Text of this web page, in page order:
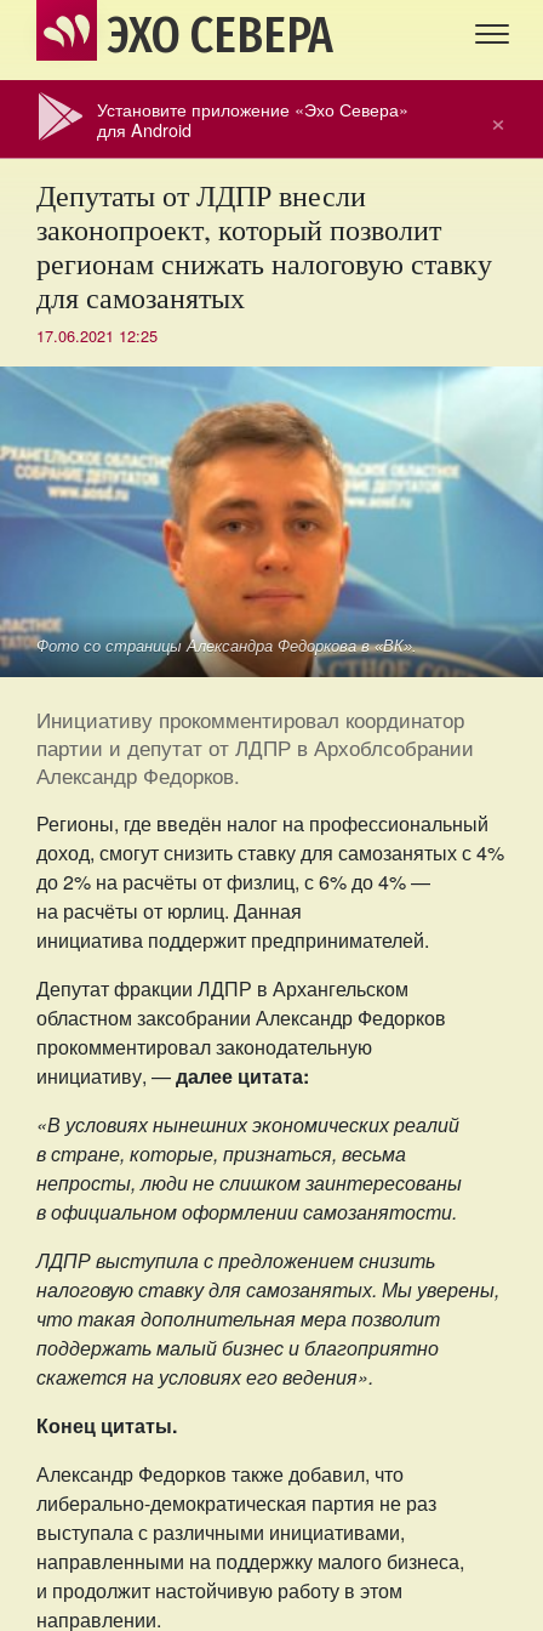
ЭХО СЕВЕРА
×
Установите приложение «Эхо Севера»
для Android
Депутаты от ЛДПР внесли
законопроект, который позволит
регионам снижать налоговую ставку
для самозанятых
17.06.2021 12:25
Фото со страницы Александра Федоркова в «ВК».
Инициативу прокомментировал координатор
партии и депутат от ЛДПР в Архоблсобрании
Александр Федорков.
Регионы, где введён налог на профессиональный
доход, смогут снизить ставку для самозанятых с 4%
до 2% на расчёты от физлиц, с 6% до 4% —
на расчёты от юрлиц. Данная
инициатива поддержит предпринимателей.
Депутат фракции ЛДПР в Архангельском
областном заксобрании Александр Федорков
прокомментировал законодательную
инициативу, —далее цитата:
«В условиях нынешних экономических реалий
в стране, которые, признаться, весьма
непросты, люди не слишком заинтересованы
в официальном оформлении самозанятости.
ЛДПР выступила с предложением снизить
налоговую ставку для самозанятых. Мы уверены,
что такая дополнительная мера позволит
поддержать малый бизнес и благоприятно
скажется на условиях его ведения».
Конец цитаты.
Александр Федорков также добавил, что
либерально-демократическая партия не раз
выступала с различными инициативами,
направленными на поддержку малого бизнеса,
и продолжит настойчивую работу в этом
направлении.